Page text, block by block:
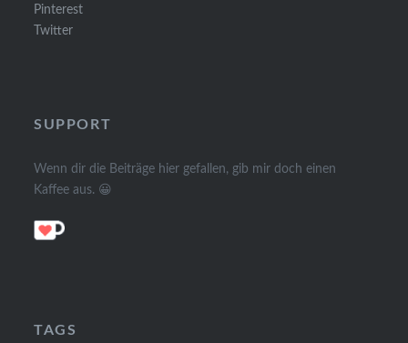
Pinterest
Twitter
SUPPORT
Wenn dir die Beiträge hier gefallen, gib mir doch einen
Kaffee aus. 😀
TAGS